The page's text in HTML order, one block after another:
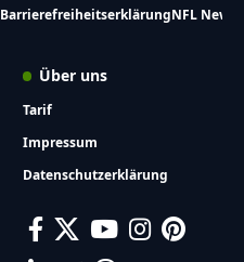
BarrierefreiheitserklärungNFL News
Über uns
Tarif
Impressum
Datenschutzerklärung